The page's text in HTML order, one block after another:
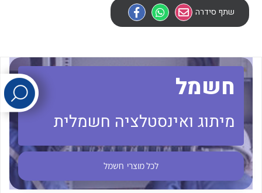
לכל מוצרי היצרן לכל מוצרי היצרן
שתף סידרה
חשמל
מיתוג ואינסטלציה חשמלית
לכל מוצרי חשמל